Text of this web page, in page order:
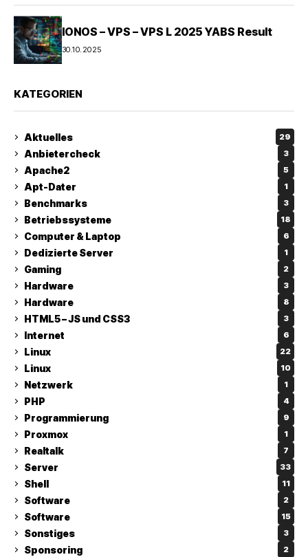
IONOS – VPS – VPS L 2025 YABS Result
30.10.2025
KATEGORIEN
Aktuelles 29
Anbietercheck 3
Apache2 5
Apt-Dater 1
Benchmarks 3
Betriebssysteme 18
Computer & Laptop 6
Dedizierte Server 1
Gaming 2
Hardware 3
Hardware 8
HTML5 – JS und CSS3 3
Internet 6
Linux 22
Linux 10
Netzwerk 1
PHP 4
Programmierung 9
Proxmox 1
Realtalk 7
Server 33
Shell 11
Software 2
Software 15
Sonstiges 3
Sponsoring 2